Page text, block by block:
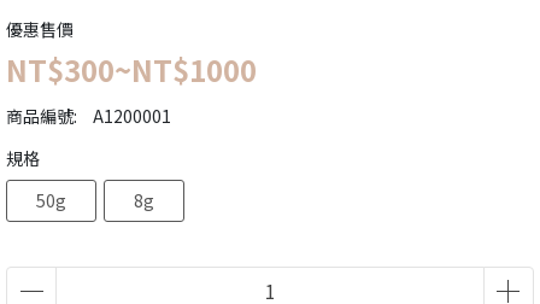
優惠售價
NT$300~NT$1000
商品編號:
A1200001
規格
50g
8g